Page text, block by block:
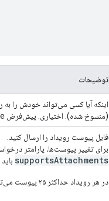
توضیحات
اینکه آیا کسی می‌تواند خودش را به
(منسوخ شده). اختیاری. پیش‌فرض False است.
فایل پیوست رویداد را ارسال کنید.
برای تغییر پیوست‌ها، پارامتر
supportsAttachments
در هر رویداد حداکثر ۲۵ پیوست می‌تواند وجود داشته باشد،